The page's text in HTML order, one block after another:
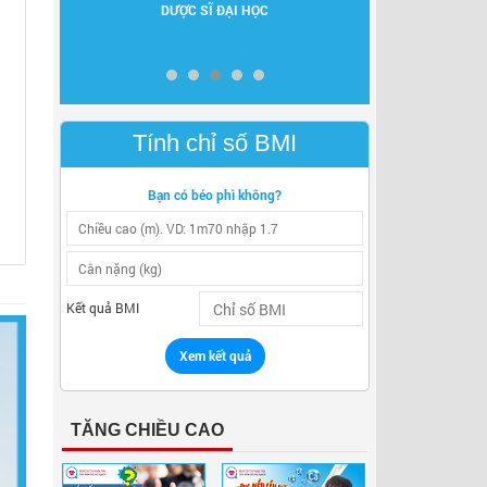
DƯỢC SĨ ĐẠI HỌC
Tính chỉ số BMI
Bạn có béo phì không?
Kết quả BMI
Xem kết quả
TĂNG CHIỀU CAO